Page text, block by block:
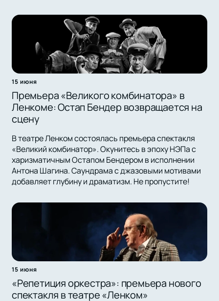
15 июня
Премьера «Великого комбинатора» в
Ленкоме: Остап Бендер возвращается на
сцену
В театре Ленком состоялась премьера спектакля
«Великий комбинатор». Окунитесь в эпоху НЭПа с
харизматичным Остапом Бендером в исполнении
Антона Шагина. Саундрама с джазовыми мотивами
добавляет глубину и драматизм. Не пропустите!
15 июня
«Репетиция оркестра»: премьера нового
спектакля в театре «Ленком»